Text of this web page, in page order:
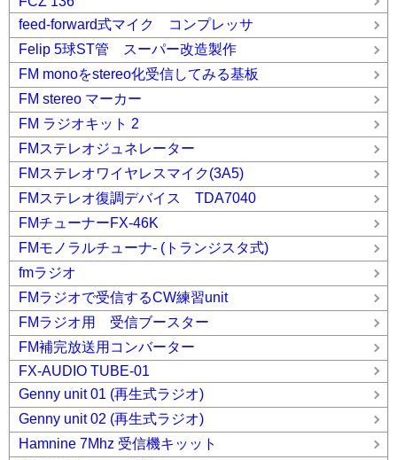
feed-forward式マイク コンプレッサ
Felip 5球ST管 スーパー改造製作
FM monoをstereo化受信してみる基板
FM stereo マーカー
FM ラジオキット 2
FMステレオジュネレーター
FMステレオワイヤレスマイク(3A5)
FMステレオ復調デバイス TDA7040
FMチューナーFX-46K
FMモノラルチューナ- (トランジスタ式)
fmラジオ
FMラジオで受信するCW練習unit
FMラジオ用 受信ブースター
FM補完放送用コンバーター
FX-AUDIO TUBE-01
Genny unit 01 (再生式ラジオ)
Genny unit 02 (再生式ラジオ)
Hamnine 7Mhz 受信機キッット